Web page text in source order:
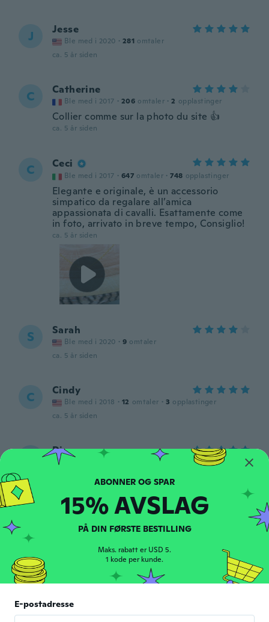
J Jesse
Ble med i 2020 · 281 omtaler
ca. 5 år siden
C Catherine
Ble med i 2017 · 206 omtaler · 2 opplastinger
Collier comme sur la photo du site 👍
ca. 5 år siden
C Ceci
Ble med i 2017 · 647 omtaler · 748 opplastinger
Elegante e originale, è un accessorio
simpatico da regalare all’amica
appassionata di cavalli. Esattamente come
in foto, arrivato in breve tempo, Consiglio!
ca. 5 år siden
S Sarah
Ble med i 2020 · 9 omtaler
ca. 5 år siden
C Cindy
Ble med i 2018 · 12 omtaler · 3 opplastinger
ca. 5 år siden
Diane
Ble med i 2018 6 opplastinger
ca. 5 år siden
Ble med i 2020 · 9 omtaler
B
Naszyjnik po dwóch dniach ma już
przetarcia , badziewie
15% AVSLAG
PÅ DIN FØRSTE BESTILLING
Maks. rabatt er USD 5.
1 kode per kunde.
E-postadresse